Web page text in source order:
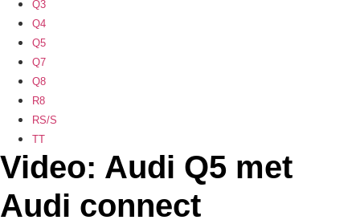
Q3
Q4
Q5
Q7
Q8
R8
RS/S
TT
Video: Audi Q5 met
Audi connect